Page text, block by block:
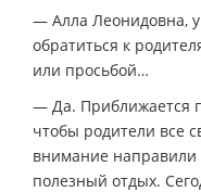
— Алла Леонидовна, у
обратиться к
или просьбой…
— Да. Приближается
чтобы родители все
внимание направили
полезный отдых.